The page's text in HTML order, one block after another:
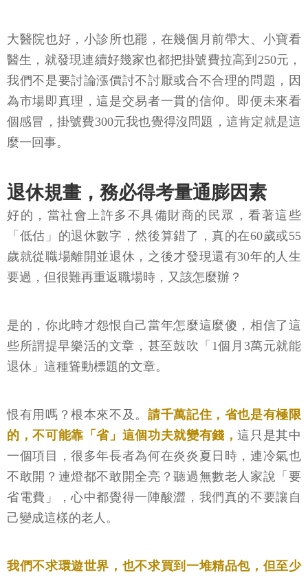
大醫院也好，小診所也罷，在幾個月前帶大、小寶看
醫生，就發現連續好幾家也都把掛號費拉高到250元，
我們不是要討論漲價討不討厭或合不合理的問題，因
為市場即真理，這是交易者一貫的信仰。即便未來看
個感冒，掛號費300元我也覺得沒問題，這肯定就是這
麼一回事。
退休規畫，務必得考量通膨因素
好的，當社會上許多不具備財商的民眾，看著這些
「低估」的退休數字，然後算錯了，真的在60歲或55
歲就從職場離開並退休，之後才發現還有30年的人生
要過，但很難再重返職場時，又該怎麼辦？
是的，你此時才怨恨自己當年怎麼這麼傻，相信了這
些所謂提早樂活的文章，甚至鼓吹「1個月3萬元就能
退休」這種聳動標題的文章。
恨有用嗎？根本來不及。 請千萬記住，省也是有極限
的，不可能靠「省」這個功夫就變有錢，這只是其中
一個項目，很多年長者為何在炎炎夏日時，連冷氣也
不敢開？連燈都不敢開全亮？聽過無數老人家說「要
省電費」，心中都覺得一陣酸澀，我們真的不要讓自
己變成這樣的老人。
我們不求環遊世界，也不求買到一堆精品包，但至少